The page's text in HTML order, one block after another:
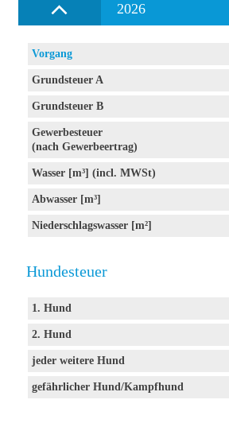
2026
Vorgang
Grundsteuer A
Grundsteuer B
Gewerbesteuer
(nach Gewerbeertrag)
Wasser [m³] (incl. MWSt)
Abwasser [m³]
Niederschlagswasser [m²]
Hundesteuer
1. Hund
2. Hund
jeder weitere Hund
gefährlicher Hund/Kampfhund